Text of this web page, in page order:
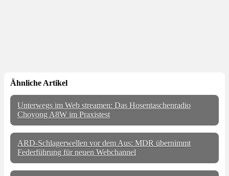
Ähnliche Artikel
Unterwegs im Web streamen: Das Hosentaschenradio
Choyong A8W im Praxistest
ARD-Schlagerwellen vor dem Aus: MDR übernimmt
Federführung für neuen Webchannel